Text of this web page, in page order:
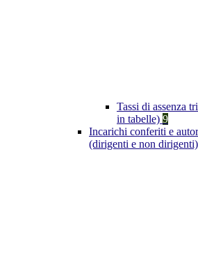
Tassi di assenza
in tabelle) 9
Incarichi conferiti e
(dirigenti e non dirigenti)